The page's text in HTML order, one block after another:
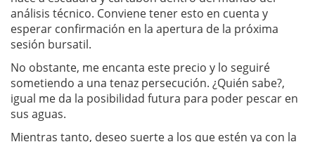
análisis técnico. Conviene tener esto en cuenta y
esperar confirmación en la apertura de la próxima
sesión bursatil.
No obstante, me encanta este precio y lo seguiré
sometiendo a una tenaz persecución. ¿Quién sabe?,
igual me da la posibilidad futura para poder pescar en
sus aguas.
Mientras tanto, deseo suerte a los que estén ya con la